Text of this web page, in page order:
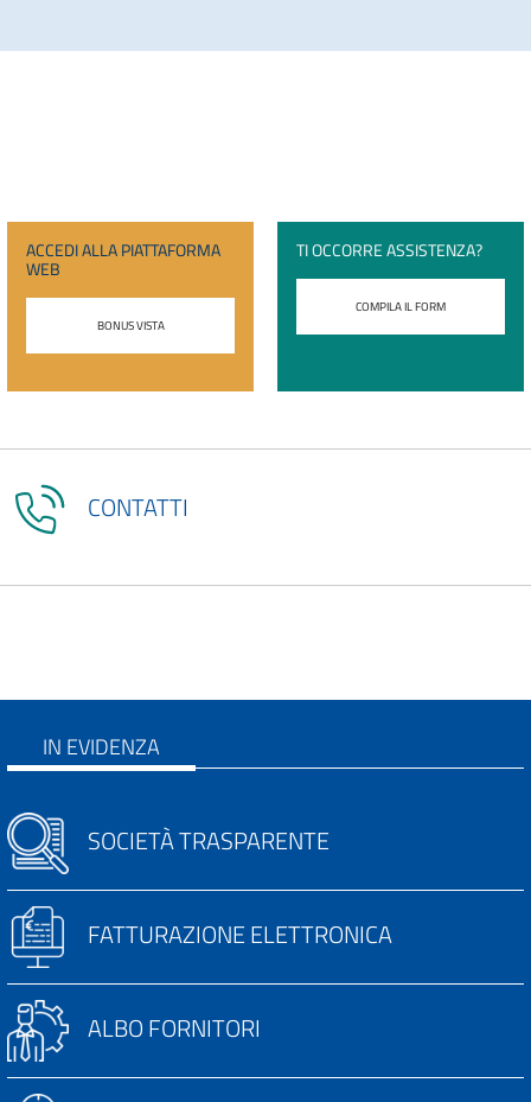
ACCEDI ALLA PIATTAFORMA
WEB
BONUS VISTA
TI OCCORRE ASSISTENZA?
COMPILA IL FORM
CONTATTI
IN EVIDENZA
SOCIETÀ TRASPARENTE
FATTURAZIONE ELETTRONICA
ALBO FORNITORI